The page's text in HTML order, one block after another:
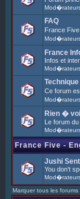
FAQ
France
France
Infos et
Ce forum
Rien �
Le forum
France Five -
Jushi
You don't
Marquer tous les forums